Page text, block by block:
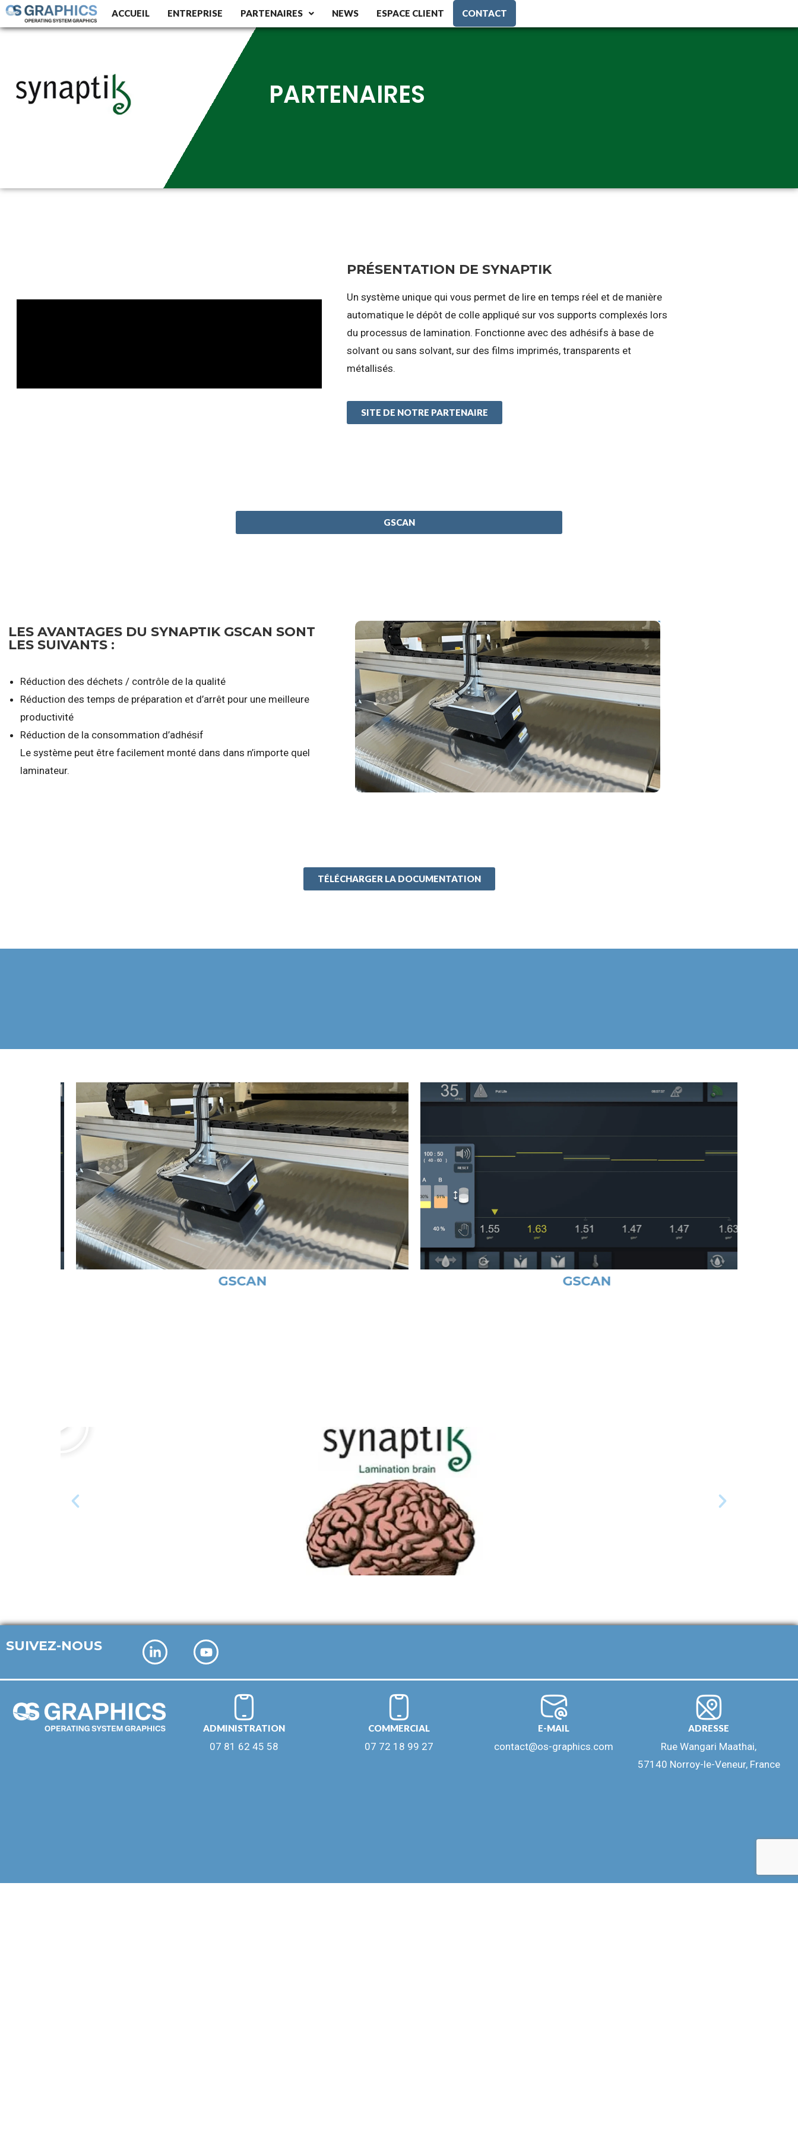
ACCUEIL ENTREPRISE PARTENAIRES NEWS ESPACE CLIENT CONTACT
PARTENAIRES
PRÉSENTATION DE SYNAPTIK
Un système unique qui vous permet de lire en temps réel et de manière
automatique le dépôt de colle appliqué sur vos supports complexés lors
du processus de lamination. Fonctionne avec des adhésifs à base de
solvant ou sans solvant, sur des films imprimés, transparents et
métallisés.
SITE DE NOTRE PARTENAIRE
GSCAN
LES AVANTAGES DU SYNAPTIK GSCAN SONT
LES SUIVANTS :
Réduction des déchets / contrôle de la qualité
Réduction des temps de préparation et d’arrêt pour une meilleure
productivité
Réduction de la consommation d’adhésif
Le système peut être facilement monté dans dans n’importe quel
laminateur.
TÉLÉCHARGER LA DOCUMENTATION
GSCAN GSCAN
SUIVEZ-NOUS
ADMINISTRATION
07 81 62 45 58
COMMERCIAL
07 72 18 99 27
E-MAIL
contact@os-graphics.com
ADRESSE
Rue Wangari Maathai,
57140 Norroy-le-Veneur, France